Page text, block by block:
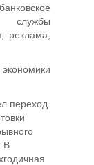
службы
реклама,
переход
В